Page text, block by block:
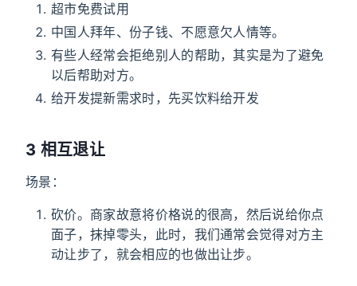
超市免费试用
中国人拜年、份子钱、不愿意欠人情等。
有些人经常会拒绝别人的帮助，其实是为了避免
以后帮助对方。
给开发提新需求时，先买饮料给开发
3 相互退让
场景：
砍价。商家故意将价格说的很高，然后说给你点
面子，抹掉零头，此时，我们通常会觉得对方主
动让步了，就会相应的也做出让步。